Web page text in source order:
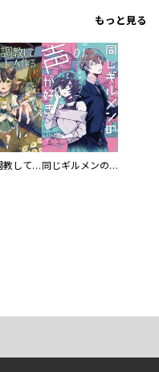
もっと見る
奴隷を調教してハーレム作る 同じギルメンの声が好き